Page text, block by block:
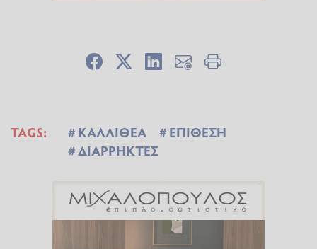
TAGS: ΚΑΛΛΙΘΕΑ
ΕΠΙΘΕΣΗ
ΔΙΑΡΡΗΚΤΕΣ